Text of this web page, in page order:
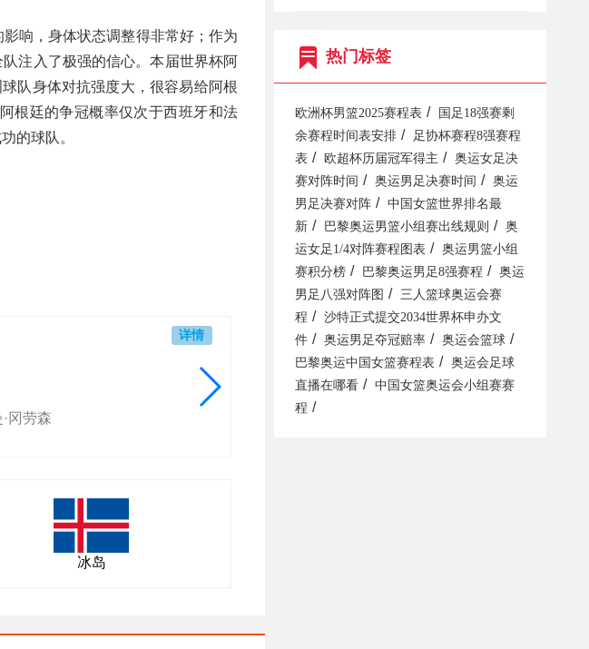
响，身体状态调整得非常好；作为
注入了极强的信心。本届世界杯阿
队身体对抗强度大，很容易给阿根
根廷的争冠概率仅次于西班牙和法
的球队。
详情
冈劳森
冰岛
热门标签
欧洲杯男篮2025赛程表 /
国足18强赛剩
余赛程时间表安排 /
足协杯赛程8强赛程
表 / 欧超杯历届冠军得主 /
奥运女足决
赛对阵时间 / 奥运男足决赛时间 /
奥运
男足决赛对阵 /
中国女篮世界排名最
新 / 巴黎奥运男篮小组赛出线规则 /
奥
运女足1/4对阵赛程图表 /
奥运男篮小组
赛积分榜 / 巴黎奥运男足8强赛程 /
奥运
男足八强对阵图 /
三人篮球奥运会赛
程 /
沙特正式提交2034世界杯申办文
件 / 奥运男足夺冠赔率 / 奥运会篮球 /
巴黎奥运中国女篮赛程表 /
奥运会足球
直播在哪看 /
中国女篮奥运会小组赛赛
程 /